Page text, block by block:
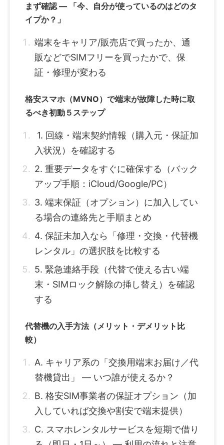
まず確認 — 「今、自分が使っているのはどのタ
イプか？」
端末をキャリア/販売店で買ったか、通
販などでSIMフリーを買ったかで、保
証・修理が変わる
格安スマホ（MVNO）で端末が故障した時に取
るべき初動５ステップ
1. 回線・端末契約情報（購入元・保証加
入状況）を確認する
2. 重要データをすぐに確保する（バック
アップ手順：iCloud/Google/PC）
3. 端末保証（オプション）に加入してい
る場合の連絡先と手順まとめ
4. 保証未加入なら「修理・交換・代替機
レンタル」の選択肢を比較する
5. 緊急連絡手段（代替で使える古い端
末・SIMロック解除の挿し替え）を確認
する
代替機の入手方法（メリット・デメリット比
較）
A. キャリア系の「交換用端末お届け／代
替機貸出」 — いつ誰が使えるか？
B. 格安SIM事業者の保証オプション（加
入していれば交換や割安で端末提供）
C. スマホレンタルサービスを短期で借り